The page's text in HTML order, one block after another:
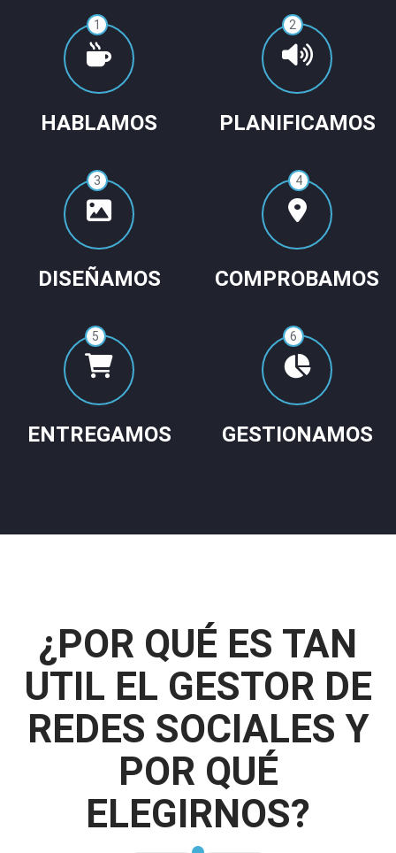
1
HABLAMOS
2
PLANIFICAMOS
3
DISEÑAMOS
4
COMPROBAMOS
5
ENTREGAMOS
6
GESTIONAMOS
¿POR QUÉ ES TAN
UTIL EL GESTOR DE
REDES SOCIALES Y
POR QUÉ
ELEGIRNOS?